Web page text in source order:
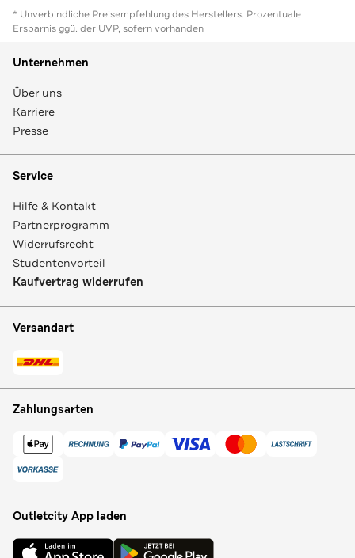
* Unverbindliche Preisempfehlung des Herstellers. Prozentuale
Ersparnis ggü. der UVP, sofern vorhanden
Unternehmen
Über uns
Karriere
Presse
Service
Hilfe & Kontakt
Partnerprogramm
Widerrufsrecht
Studentenvorteil
Kaufvertrag widerrufen
Versandart
Zahlungsarten
Outletcity App laden